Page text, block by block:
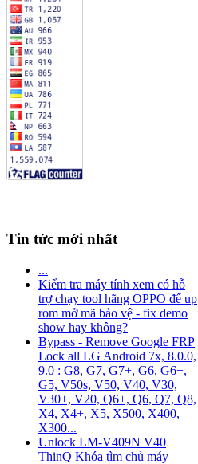
Tin tức mới nhất
...
Kiểm tra máy tính xem có hỗ
trợ chạy tool hãng OPPO để up
rom mở mã bảo vệ - fix demo
show hay không?
Bypass - Remove Google FRP
Lock all LG Android 7x, 8.0.0,
9.0 : G8, G7, G7+, G6, G6+,
G5, V50s, V50, V40, V30,
V30+, V20, Q6+, Q6, Q7, Q8,
X4, X4+, X5, X500, X400,
X300...
Unlock LM-V409N V40
ThinQ Khóa tìm chủ máy